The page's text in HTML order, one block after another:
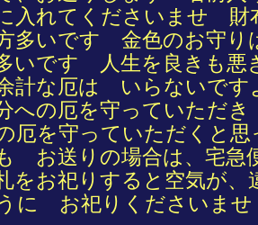
入れてくださいませ
多いです 金色のお守り
いです 人生を良きも悪
計な厄は いらないで
への厄を守っていただ
厄を守っていただく
お送りの場合は、宅急
お祀りすると空気が
に お祀りくださいませ